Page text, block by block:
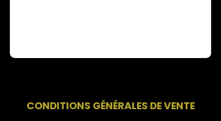
CONDITIONS GÉNÉRALES DE VENTE